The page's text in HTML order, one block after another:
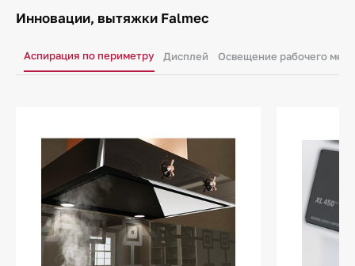
Инновации, вытяжки Falmec
Аспирация по периметру Дисплей Освещение рабочего